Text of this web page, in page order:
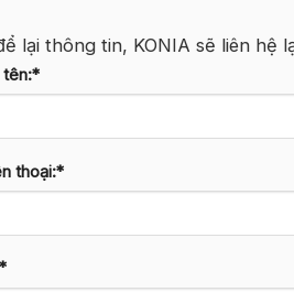
lại thông tin, KONIA sẽ liên hệ
tên:*
thoại:*